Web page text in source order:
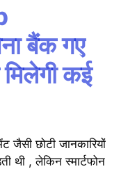
बैंक गए
कई
छोटी जानकारियों
थी , लेकिन स्मार्टफोन